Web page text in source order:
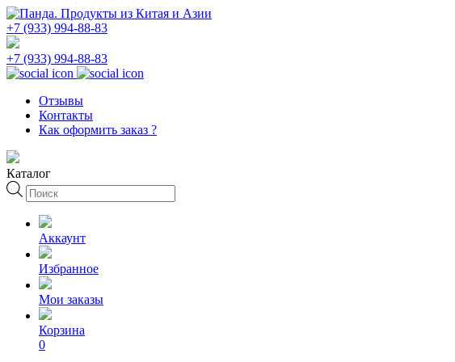
+7 (933) 994-88-83
+7 (933) 994-88-83
Отзывы
Контакты
Как оформить заказ ?
Каталог
Поиск
товаров
Аккаунт
Избранное
Мои заказы
Корзина
0